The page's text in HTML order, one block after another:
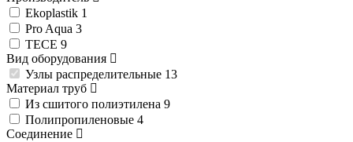
Ekoplastik 1
Pro Aqua 3
TECE 9
Вид оборудования
Узлы распределительные 13
Материал труб
Из сшитого полиэтилена 9
Полипропиленовые 4
Соединение